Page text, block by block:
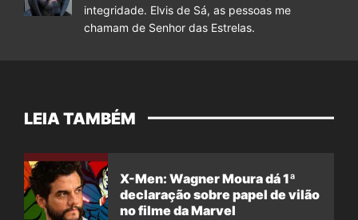
integridade. Elvis de Sá, as pessoas me
chamam de Senhor das Estrelas.
LEIA TAMBÉM
X-Men: Wagner Moura dá 1ª
declaração sobre papel de vilão
no filme da Marvel